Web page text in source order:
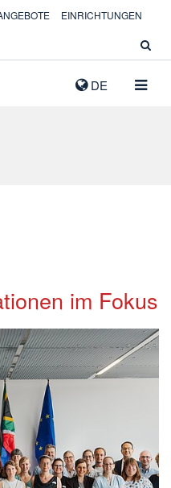
DE
EINRICHTUNGEN
im Fokus